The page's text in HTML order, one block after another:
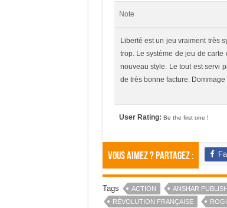
Note
Liberté est un jeu vraiment très
trop. Le système de jeu de
nouveau style. Le tout est servi
de très bonne facture.
User Rating: Be the first one !
Vous aimez ? Partagez :
Tags ACTION ANSHAR
RÉVOLUTION FRANÇAISE